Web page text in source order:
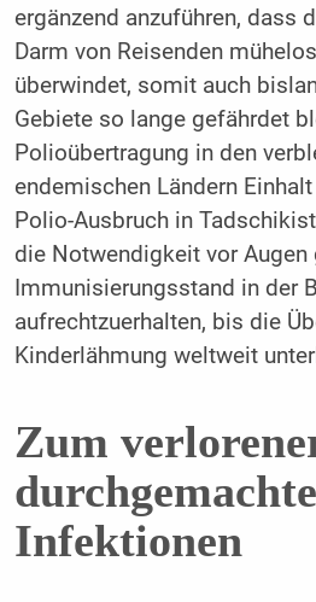
ergänzend anzuführen, dass
Darm von Reisenden
überwindet, somit auch
Gebiete so lange gefährdet
Polioübertragung in den
endemischen Ländern
Polio-Ausbruch in
die Notwendigkeit vor Augen
Immunisierungsstand in der
aufrechtzuerhalten, bis die
Kinderlähmung weltweit
Zum
Infektionen